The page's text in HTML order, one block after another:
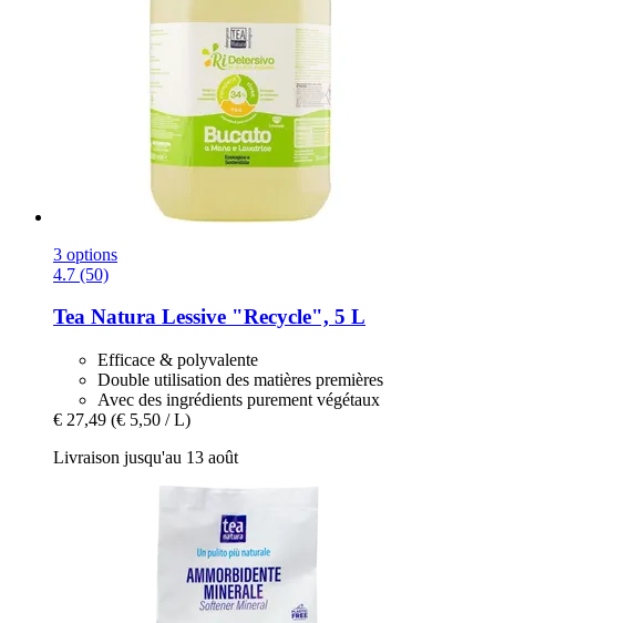
3 options
4.7 (50)
Tea Natura Lessive "Recycle", 5 L
Efficace & polyvalente
Double utilisation des matières premières
Avec des ingrédients purement végétaux
€ 27,49 (€ 5,50 / L)
Livraison jusqu'au 13 août